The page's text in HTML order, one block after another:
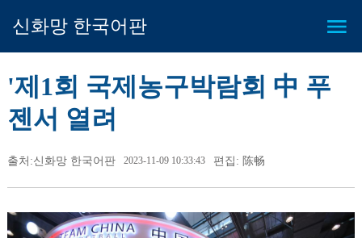
신화망 한국어판
'제1회 국제농구박람회 中 푸
젠서 열려
출처:신화망 한국어판 2023-11-09 10:33:43 편집: 陈畅